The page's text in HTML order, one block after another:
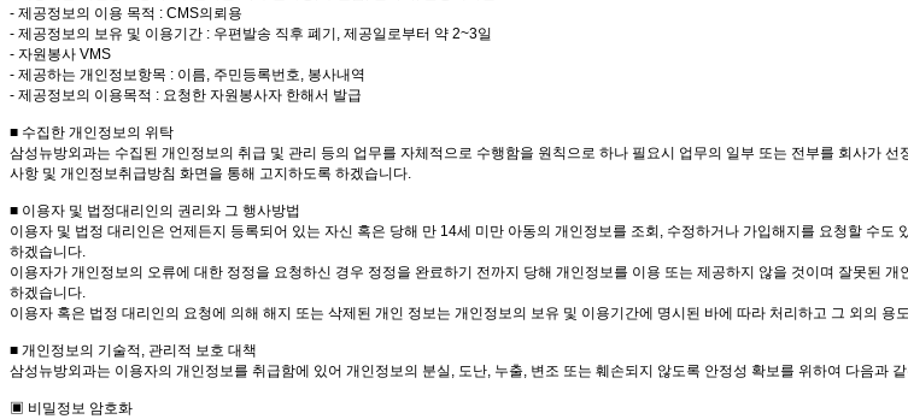
- 제공정보의 이용 목적 : CMS의뢰용
- 제공정보의 보유 및 이용기간 : 우편발송 직후 폐기, 제공일로부터 약 2~3일
- 자원봉사 VMS
- 제공하는 개인정보항목 : 이름, 주민등록번호, 봉사내역
- 제공정보의 이용목적 : 요청한 자원봉사자 한해서 발급
■ 수집한 개인정보의 위탁
삼성뉴방외과는 수집된 개인정보의 취급 및 관리 등의 업무를 자체적으로 수행함을 원칙으로 하나 필요시 업무의 일부 또는 전부를 회사가
사항 및 개인정보취급방침 화면을 통해 고지하도록 하겠습니다.
■ 이용자 및 법정대리인의 권리와 그 행사방법
이용자 및 법정 대리인은 언제든지 등록되어 있는 자신 혹은 당해 만 14세 미만 아동의 개인정보를 조회, 수정하거나 가입해지를 요청할 수
하겠습니다.
이용자가 개인정보의 오류에 대한 정정을 요청하신 경우 정정을 완료하기 전까지 당해 개인정보를 이용 또는 제공하지 않을 것이며 잘못된
하겠습니다.
이용자 혹은 법정 대리인의 요청에 의해 해지 또는 삭제된 개인 정보는 개인정보의 보유 및 이용기간에 명시된 바에 따라 처리하고 그 외의 용
■ 개인정보의 기술적, 관리적 보호 대책
삼성뉴방외과는 이용자의 개인정보를 취급함에 있어 개인정보의 분실, 도난, 누출, 변조 또는 훼손되지 않도록 안정성 확보를 위하여 다음과
▣ 비밀정보 암호화